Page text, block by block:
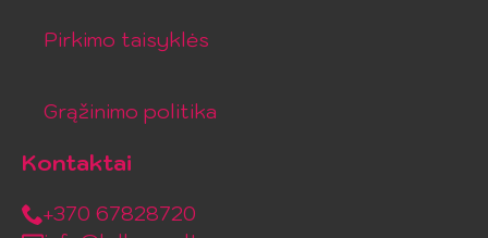
Pirkimo taisyklės
Grąžinimo politika
Kontaktai
+370 67828720